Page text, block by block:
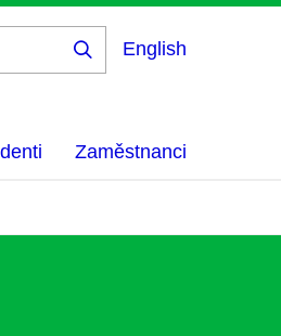
English
Zaměstnanci